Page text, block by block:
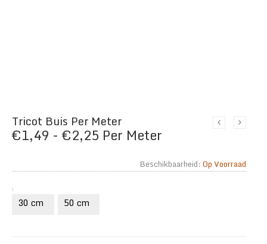
Tricot Buis Per Meter
€1,49 - €2,25 Prijsklasse:
tot
Per Meter
Beschikbaarheid: Op Voorraad
:
30 cm 50 cm